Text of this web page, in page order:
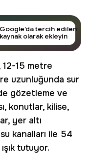
Google’da tercih edilen
olarak ekleyin
15 metre
uzunluğunda sur
gözetleme ve
konutlar, kilise,
yer altı
kanalları ile 54
tutuyor.